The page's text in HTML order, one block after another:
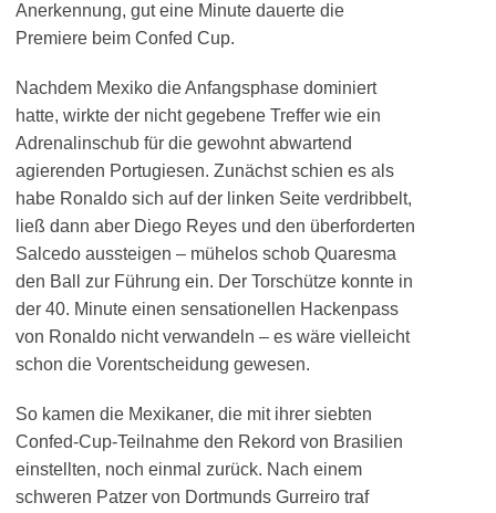
Anerkennung, gut eine Minute dauerte die
Premiere beim Confed Cup.
Nachdem Mexiko die Anfangsphase dominiert
hatte, wirkte der nicht gegebene Treffer wie ein
Adrenalinschub für die gewohnt abwartend
agierenden Portugiesen. Zunächst schien es als
habe Ronaldo sich auf der linken Seite verdribbelt,
ließ dann aber Diego Reyes und den überforderten
Salcedo aussteigen – mühelos schob Quaresma
den Ball zur Führung ein. Der Torschütze konnte in
der 40. Minute einen sensationellen Hackenpass
von Ronaldo nicht verwandeln – es wäre vielleicht
schon die Vorentscheidung gewesen.
So kamen die Mexikaner, die mit ihrer siebten
Confed-Cup-Teilnahme den Rekord von Brasilien
einstellten, noch einmal zurück. Nach einem
schweren Patzer von Dortmunds Gurreiro traf